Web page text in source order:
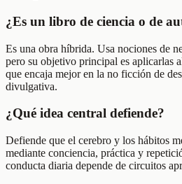
¿Es un libro de ciencia o de
Es una obra híbrida. Usa nociones de
pero su objetivo principal es aplicarlas
que encaja mejor en la no ficción de
divulgativa.
¿Qué idea central defiende?
Defiende que el cerebro y los hábitos
mediante conciencia, práctica y
conducta diaria depende de circuitos